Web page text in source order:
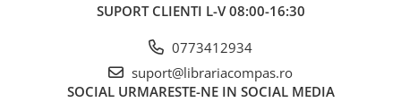
SUPORT CLIENTI L-V 08:00-16:30
0773412934
suport@librariacompas.ro
SOCIAL URMARESTE-NE IN SOCIAL MEDIA